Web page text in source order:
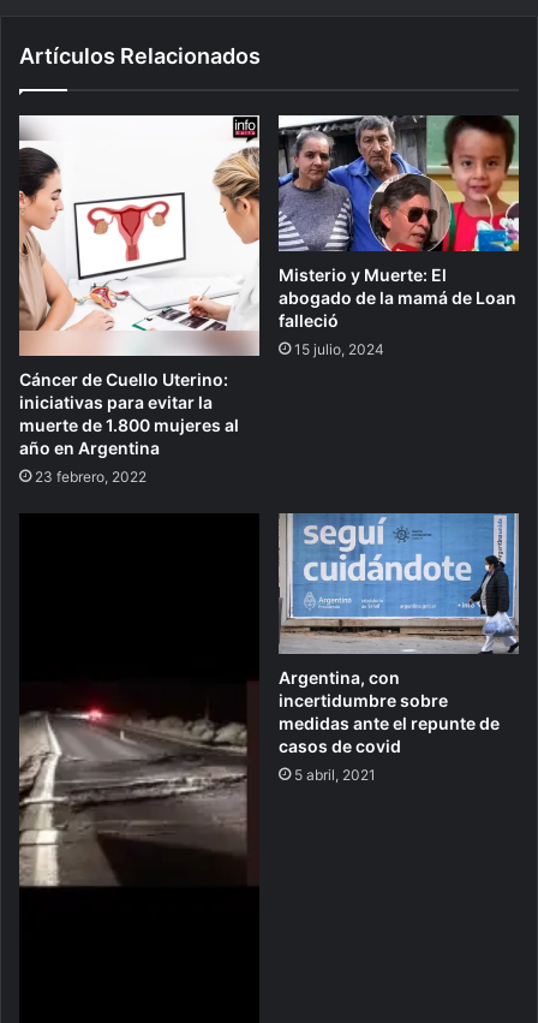
Artículos Relacionados
Cáncer de Cuello Uterino:
iniciativas para evitar la
muerte de 1.800 mujeres al
año en Argentina
23 febrero, 2022
Misterio y Muerte: El
abogado de la mamá de Loan
falleció
15 julio, 2024
Argentina, con
incertidumbre sobre
medidas ante el repunte de
casos de covid
5 abril, 2021